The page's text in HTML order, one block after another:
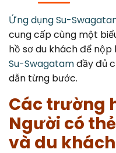
Ứng dụng Su-
cung cấp cùng một
hồ sơ du khách để nộp
Su-Swagatamđầy đủ
dẫn từng bước.
Các trường
Người có
và du